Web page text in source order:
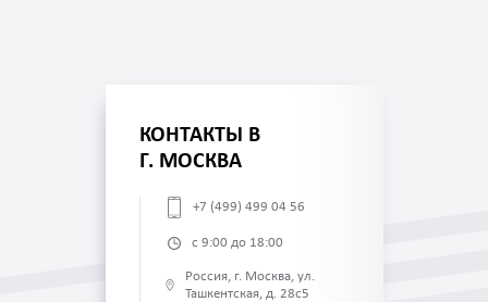
КОНТАКТЫ В
Г. МОСКВА
+7 (499) 499 04 56
с 9:00 до 18:00
Россия, г. Москва, ул.
Ташкентская, д. 28с5